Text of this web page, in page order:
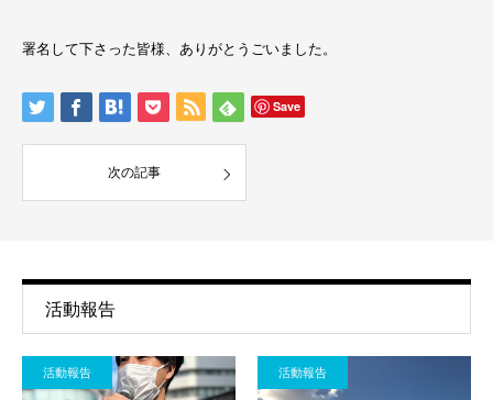
署名して下さった皆様、ありがとうごいました。
Save
次の記事
活動報告
活動報告 活動報告